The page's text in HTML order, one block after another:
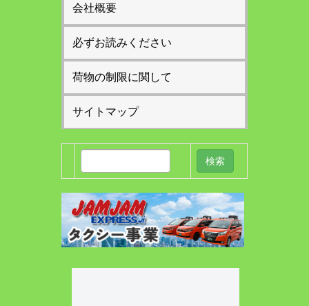
会社概要
必ずお読みください
荷物の制限に関して
サイトマップ